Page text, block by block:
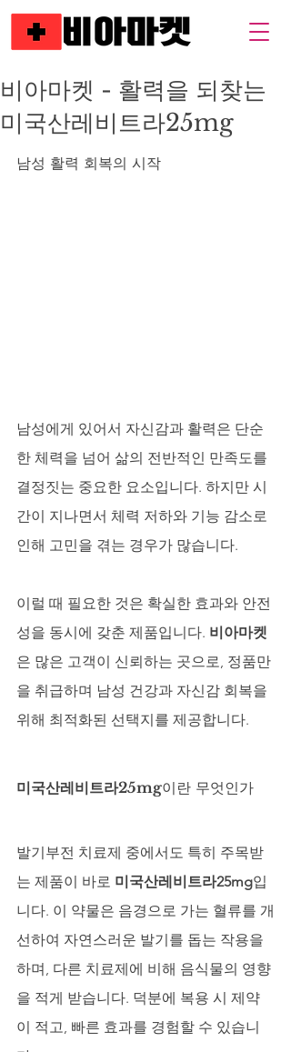
비아마켓 - 활력을 되찾는
미국산레비트라25mg
남성 활력 회복의 시작
남성에게 있어서 자신감과 활력은 단순
한 체력을 넘어 삶의 전반적인 만족도를
결정짓는 중요한 요소입니다. 하지만 시
간이 지나면서 체력 저하와 기능 감소로
인해 고민을 겪는 경우가 많습니다.
이럴 때 필요한 것은 확실한 효과와 안전
성을 동시에 갖춘 제품입니다. 비아마켓
은 많은 고객이 신뢰하는 곳으로, 정품만
을 취급하며 남성 건강과 자신감 회복을
위해 최적화된 선택지를 제공합니다.
미국산레비트라25mg이란 무엇인가
발기부전 치료제 중에서도 특히 주목받
는 제품이 바로 미국산레비트라25mg입
니다. 이 약물은 음경으로 가는 혈류를 개
선하여 자연스러운 발기를 돕는 작용을
하며, 다른 치료제에 비해 음식물의 영향
을 적게 받습니다. 덕분에 복용 시 제약
이 적고, 빠른 효과를 경험할 수 있습니